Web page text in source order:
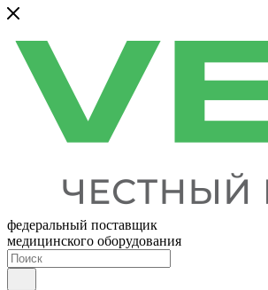
федеральный поставщик
медицинского оборудования